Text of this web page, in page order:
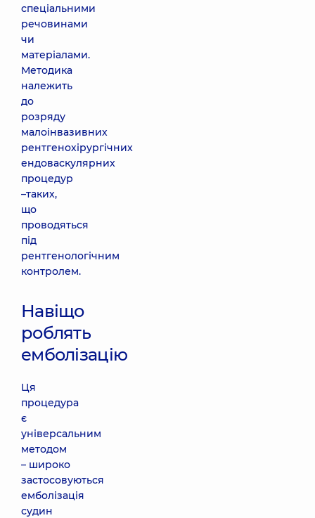
спеціальними
речовинами
чи
матеріалами.
Методика
належить
до
розряду
малоінвазивних
рентгенохірургічних
ендоваскулярних
процедур
–таких,
що
проводяться
під
рентгенологічним
контролем.
Навіщо
роблять
емболізацію
Ця
процедура
є
універсальним
методом
– широко
застосовуються
емболізація
судин